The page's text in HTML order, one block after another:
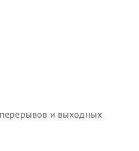
и выходных